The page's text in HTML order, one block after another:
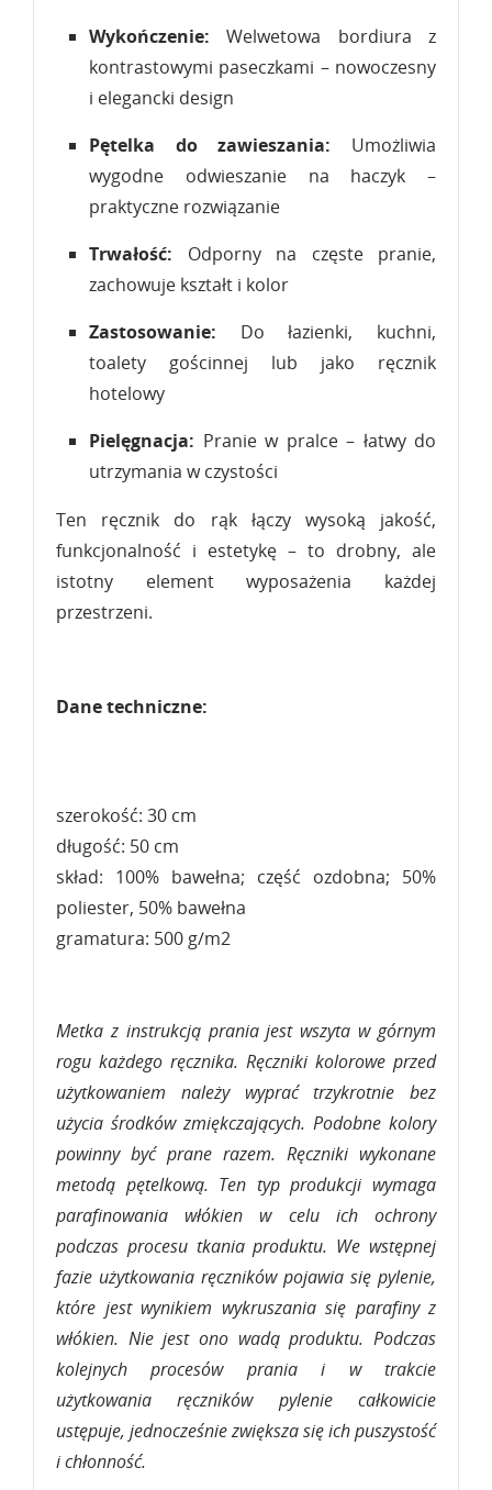
Wykończenie: Welwetowa bordiura z
kontrastowymi paseczkami – nowoczesny
i elegancki design
Pętelka do zawieszania: Umożliwia
wygodne odwieszanie na haczyk –
praktyczne rozwiązanie
Trwałość: Odporny na częste pranie,
zachowuje kształt i kolor
Zastosowanie: Do łazienki, kuchni,
toalety gościnnej lub jako ręcznik
hotelowy
Pielęgnacja: Pranie w pralce – łatwy do
utrzymania w czystości
Ten ręcznik do rąk łączy wysoką jakość,
funkcjonalność i estetykę – to drobny, ale
istotny element wyposażenia każdej
przestrzeni.
Dane techniczne:
szerokość: 30 cm
długość: 50 cm
skład: 100% bawełna; część ozdobna; 50%
poliester, 50% bawełna
gramatura: 500 g/m2
Metka z instrukcją prania jest wszyta w górnym
rogu każdego ręcznika. Ręczniki kolorowe przed
użytkowaniem należy wyprać trzykrotnie bez
użycia środków zmiękczających. Podobne kolory
powinny być prane razem. Ręczniki wykonane
metodą pętelkową. Ten typ produkcji wymaga
parafinowania włókien w celu ich ochrony
podczas procesu tkania produktu. We wstępnej
fazie użytkowania ręczników pojawia się pylenie,
które jest wynikiem wykruszania się parafiny z
włókien. Nie jest ono wadą produktu. Podczas
kolejnych procesów prania i w trakcie
użytkowania ręczników pylenie całkowicie
ustępuje, jednocześnie zwiększa się ich puszystość
i chłonność.